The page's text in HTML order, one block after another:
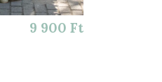
9 900 Ft